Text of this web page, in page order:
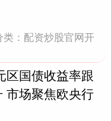
： 配资炒股官网开
区国债收益率跟
市场聚焦欧央行